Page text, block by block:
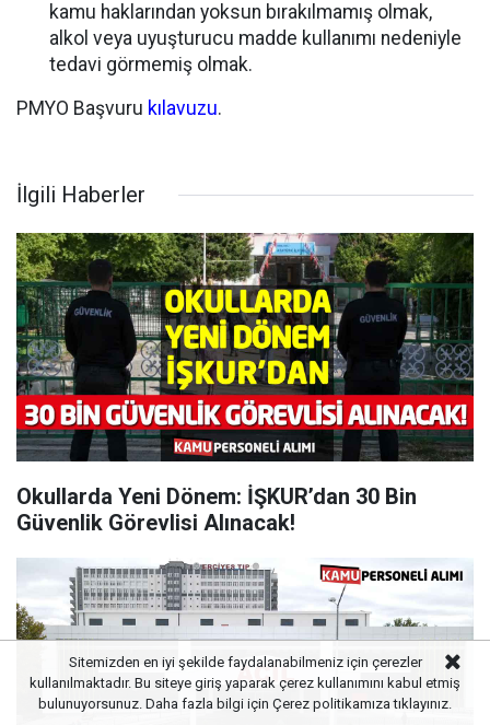
kamu haklarından yoksun bırakılmamış olmak,
alkol veya uyuşturucu madde kullanımı nedeniyle
tedavi görmemiş olmak.
PMYO Başvuru kılavuzu.
İlgili Haberler
Okullarda Yeni Dönem: İŞKUR’dan 30 Bin
Güvenlik Görevlisi Alınacak!
Sitemizden en iyi şekilde faydalanabilmeniz için çerezler
kullanılmaktadır. Bu siteye giriş yaparak çerez kullanımını kabul etmiş
bulunuyorsunuz. Daha fazla bilgi için Çerez politikamıza tıklayınız.